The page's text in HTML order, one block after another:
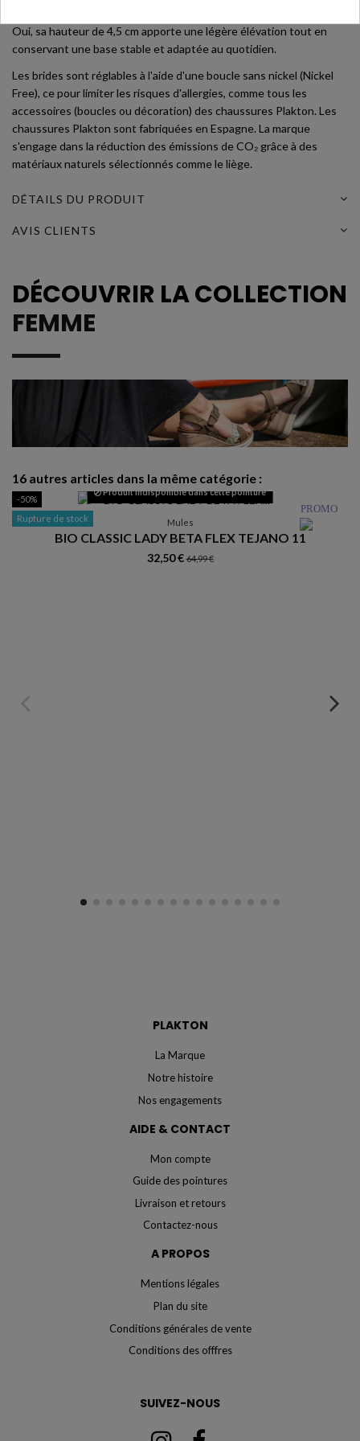
Oui, sa hauteur de 4,5 cm apporte une légère élévation tout en
conservant une base stable et adaptée au quotidien.
Les brides sont réglables à l'aide d'une boucle sans nickel (Nickel
Free), ce pour limiter les risques d'allergies, comme tous les
accessoires (boucles ou décoration) des chaussures Plakton. Les
chaussures Plakton sont fabriquées en Espagne. La marque
s'engage dans la réduction des émissions de CO₂ grâce à des
matériaux naturels sélectionnés comme le liège.
DÉTAILS DU PRODUIT
AVIS CLIENTS
DÉCOUVRIR LA COLLECTION
FEMME
16 autres articles dans la même catégorie :
PROMO
-50%
Rupture de stock
Produit indisponible dans cette pointure
Mules
BIO CLASSIC LADY BETA FLEX TEJANO 11
32,50 €64,99 €
PLAKTON
La Marque
Notre histoire
Nos engagements
AIDE & CONTACT
Mon compte
Guide des pointures
Livraison et retours
Contactez-nous
A PROPOS
Mentions légales
Plan du site
Conditions générales de vente
Conditions des offfres
SUIVEZ-NOUS